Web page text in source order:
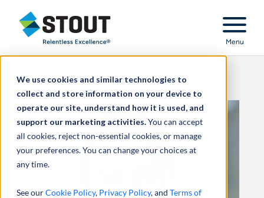
We use cookies and similar technologies to
collect and store information on your device to
operate our site, understand how it is used, and
support our marketing activities.You can accept
all cookies, reject non-essential cookies, or manage
your preferences. You can change your choices at
any time.
See ourCookie Policy, Privacy Policy, and Terms of
Stout Relentless Excellence
Menu